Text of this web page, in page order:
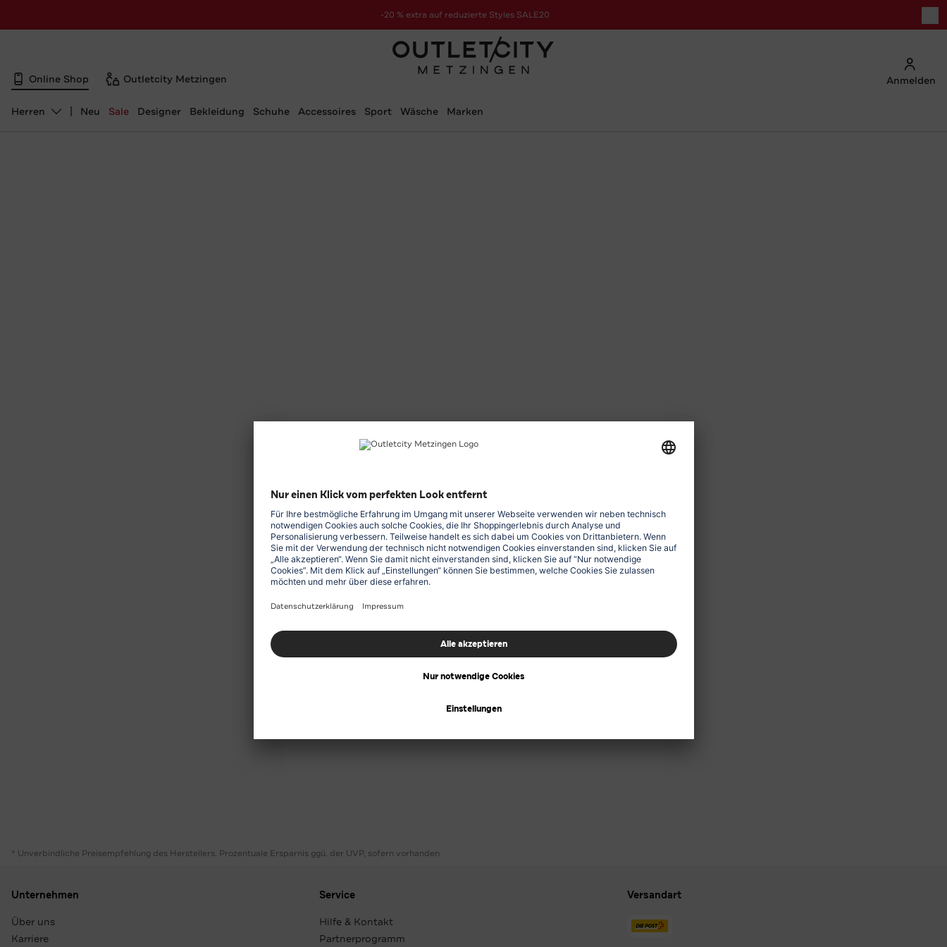
-20 % extra auf reduzierte Styles SALE20
zur Aktion
Online Shop Outletcity Metzingen Anmelden
Abteilung ändern, ausgewählt:
Herren Neu Sale Designer Bekleidung Schuhe Accessoires Sport Wäsche Marken
* Unverbindliche Preisempfehlung des Herstellers. Prozentuale Ersparnis ggü. der UVP, sofern vorhanden
Unternehmen
Über uns
Karriere
Service
Hilfe & Kontakt
Partnerprogramm
Versandart